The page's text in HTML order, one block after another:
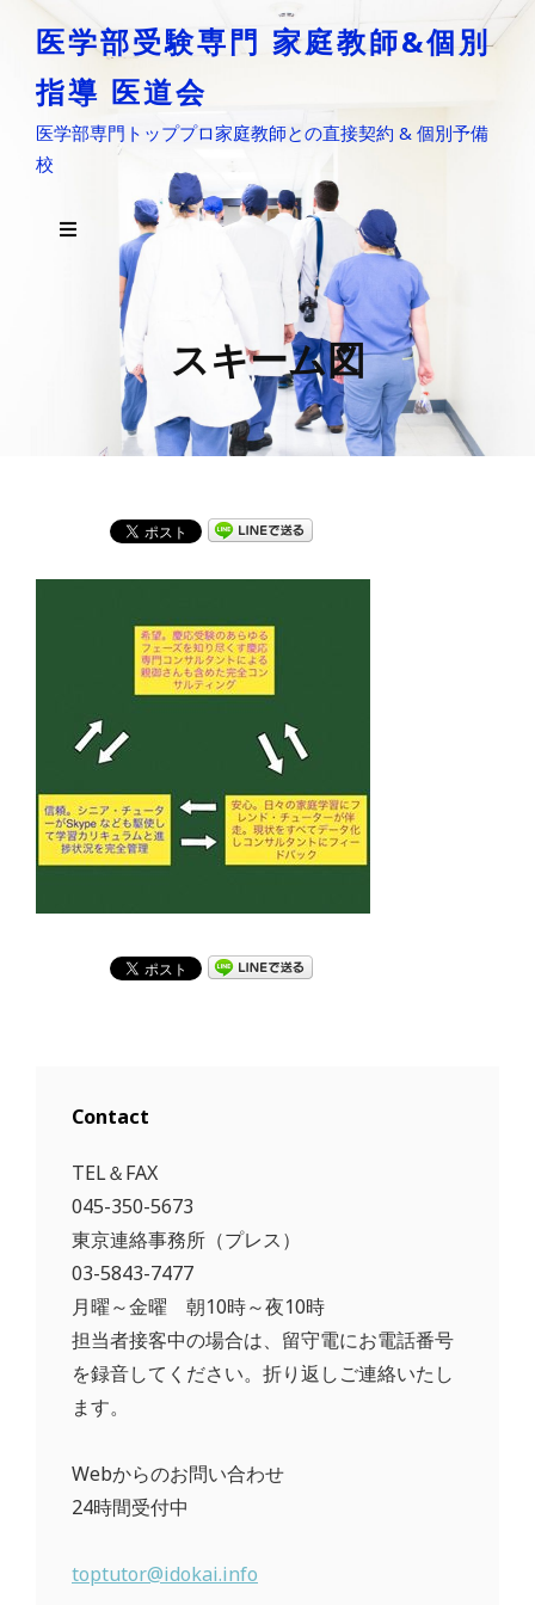
医学部受験専門 家庭教師&個別
指導 医道会
医学部専門トッププロ家庭教師との直接契約 & 個別予備
校
スキーム図
Contact
TEL＆FAX
045-350-5673
東京連絡事務所（プレス）
03-5843-7477
月曜～金曜 朝10時～夜10時
担当者接客中の場合は、留守電にお電話番号
を録音してください。折り返しご連絡いたし
ます。
Webからのお問い合わせ
24時間受付中
toptutor@idokai.info